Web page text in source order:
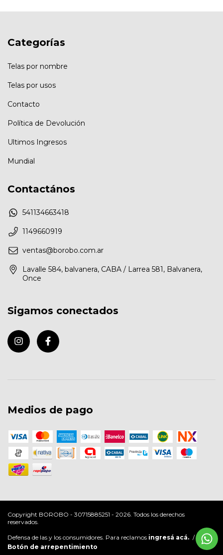
Categorías
Telas por nombre
Telas por usos
Contacto
Política de Devolución
Ultimos Ingresos
Mundial
Contactános
541134663418
1149660919
ventas@borobo.com.ar
Lavalle 584, balvanera, CABA / Larrea 581, Balvanera,
Once
Sigamos conectados
Medios de pago
Copyright BOROBO - 30715885251 - 2026. Todos los derechos
reservados.
Defensa de las y los consumidores. Para reclamos ingresá acá. /
Botón de arrepentimiento